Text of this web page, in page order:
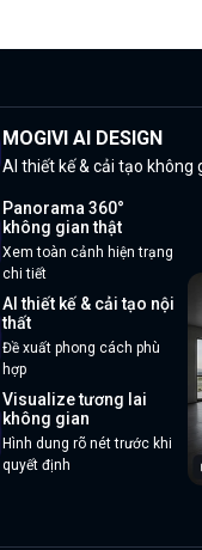
MOGIVI AI DESIGN
AI thiết kế & cải tạo không
Panorama 360°
không gian thật
Xem toàn cảnh hiện trạng
chi tiết
AI thiết kế & cải tạo nội
thất
Đề xuất phong cách phù
hợp
Visualize tương lai
không gian
Hình dung rõ nét trước khi
quyết định